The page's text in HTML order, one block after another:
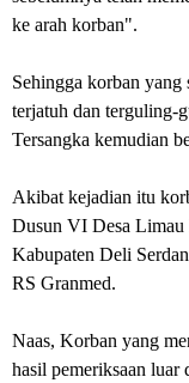
ke arah korban".
Sehingga korban yang
terjatuh dan terguling-
Tersangka kemudian
Akibat kejadian itu
Dusun VI Desa Limau
Kabupaten Deli
RS Granmed.
Naas, Korban yang
hasil pemeriksaan luar